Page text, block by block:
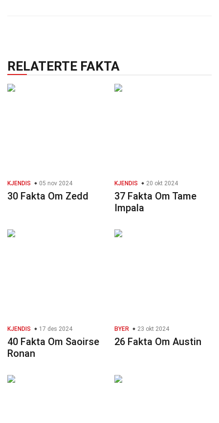
RELATERTE FAKTA
KJENDIS 05 nov 2024
30 Fakta Om Zedd
KJENDIS 20 okt 2024
37 Fakta Om Tame
Impala
KJENDIS 17 des 2024
40 Fakta Om Saoirse
Ronan
BYER 23 okt 2024
26 Fakta Om Austin